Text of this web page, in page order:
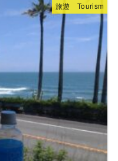
旅遊 Tourism